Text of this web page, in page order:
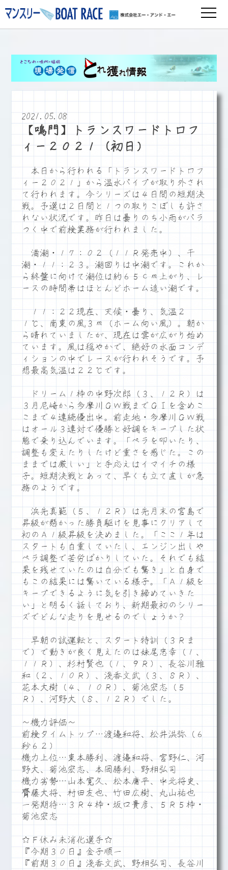
2021.05.08
【鳴門】トランスワードトロフ
ィー２０２１（初日）
本日から行われる「トランスワードトロフ
ィー２０２１」から温水パイプが取り外され
て行われます。今シリーズは４日間の短期決
戦。予選は２日間と１つの取りこぼしも許さ
れない状況です。昨日は曇りのち小雨がパラ
つく中で前検業務が行われました。
満潮・１７：０２（１１Ｒ発売中）、干
潮・１１：２３。潮回りは中潮です。これか
ら終盤に向けて潮位は約６５ｃｍ上がり、レ
ースの時間帯はほとんどホーム追い潮です。
１１：２２現在、天候・曇り、気温２
１℃、南東の風３ｍ（ホーム向い風）。朝か
ら晴れていましたが、現在は雲が広がり始め
ています。風は穏やかで、絶好の水面コンデ
ィションの中でレースが行われそうです。予
想最高気温は２２℃です。
ドリーム１枠の中野次郎（３、１２Ｒ）は
３月尼崎から多摩川ＧＷ戦までＧⅠを含めこ
こまで４連続優出中。前走地・多摩川ＧＷ戦
はオール３連対で優勝と好調をキープした状
態で乗り込んでいます。「ペラを叩いたり、
調整も変えたりしたけど重さを感じた。この
ままでは厳しい」と手応えはイマイチの様
子。短期決戦とあって、早くも立て直しが急
務のようです。
浜先真範（５、１２Ｒ）は先月末の宮島で
昇級が懸かった勝負駆けを見事にクリアして
初のＡ１級昇級を決めました。「ここ１年は
スタートも自重していたし、エンジン出しや
ペラ調整で苦労ばかりしていた。それでも結
果を残せていたのは自分でも驚き」と自身で
もこの結果には驚いている様子。「Ａ１級を
キープできるように気を引き締めていきた
い」と明るく話しており、新期最初のシリー
ズでどんな走りを見せるのでしょうか？
早朝の試運転と、スタート特訓（３Ｒま
で）で動きが良く見えたのは妹尾忠幸（１、
１１Ｒ）、杉村賢也（１、９Ｒ）、長谷川雅
和（２、１０Ｒ）、淺香文武（３、８Ｒ）、
花本大樹（４、１０Ｒ）、菊池宏志（５
Ｒ）、河野大（８、１２Ｒ）でした。
～機力評価～
前検タイムトップ…渡邉和将、松井洪弥（６
秒６２）
機力上位…東本勝利、渡邉和将、宮野仁、河
野大、菊池宏志、本岡勝利、野相弘司
機力劣勢…山本寛久、松本庸平、中北将史、
齊藤大将、村田友也、竹田広樹、丸山祐也
一発期待…３Ｒ４枠・坂口貴彦、５Ｒ５枠・
菊池宏志
☆Ｆ休み未消化選手☆
『今期３０日』金子順一
『前期３０日』淺香文武、野相弘司、長谷川